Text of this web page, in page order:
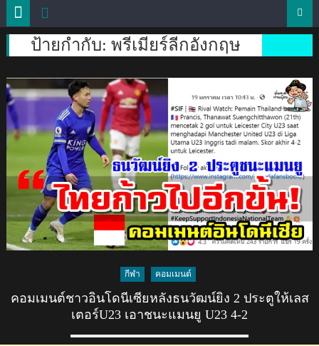
ป้ายกำกับ: พรีเมียร์ลีกอังกฤษ
กีฬา คอมเมนต์
คอมเมนต์ชาวอินโดนีเซียหลังธนวัฒน์ยิง 2 ประตูให้เลส
เตอร์U23 เอาชนะแมนยู U23 4-2